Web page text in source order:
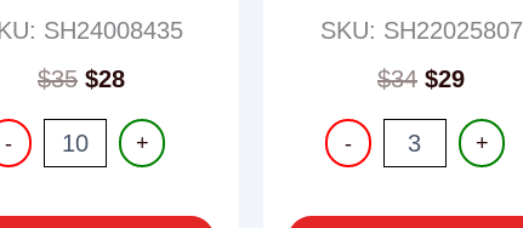
SH24008435
$35 Original
was:
$35.
$28Current
is:
$28.
- +
SKU: SH22025807
$34 $29
-
MASCOTA
CON
+